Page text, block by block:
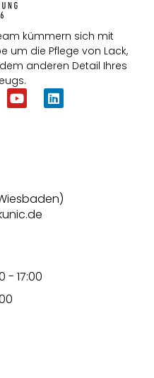
kümmern sich mit
um die Pflege von Lack,
anderen Detail Ihres
- 17:00